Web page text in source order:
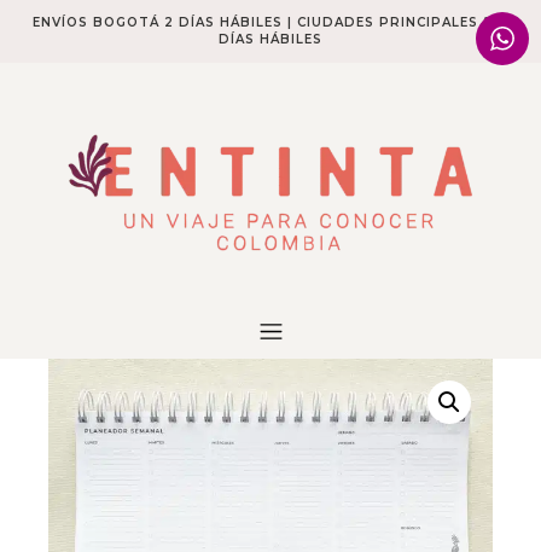
ENVÍOS BOGOTÁ 2 DÍAS HÁBILES | CIUDADES PRINCIPALES 2-4
DÍAS HÁBILES​